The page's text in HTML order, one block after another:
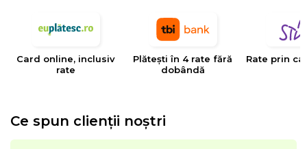
mobilier. Creativitatea, designul, inovatia si calitatea
sunt valorile care determina stilul si traiectoria Eysa inca
de la infiintarea sa.
Card online, inclusiv
rate
Plătești în 4 rate fără
dobândă
Rate prin
Ce spun clienții noștri